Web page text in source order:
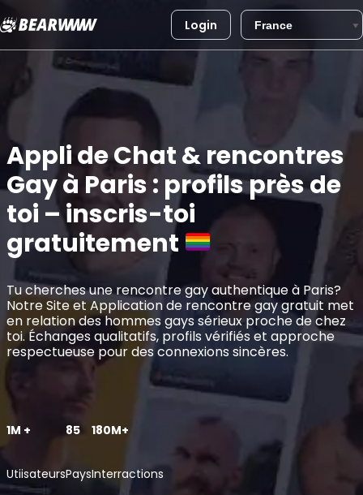
Aller
Login
Appli de Chat & rencontres
Gay à Paris : profils près de
toi – inscris-toi
gratuitement
Tu cherches une rencontre gay authentique à Paris?
Notre Site et Application de rencontre gay gratuit met
en relation des hommes gays sérieux proche de chez
toi. Échanges qualitatifs, profils vérifiés et approche
respectueuse pour des connexions sincères.
1M +
Utiisateurs
85
Pays
180M+
Interractions